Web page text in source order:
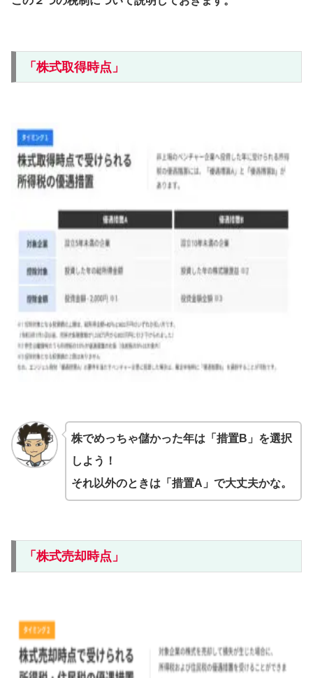
「株式取得時点」
株でめっちゃ儲かった年は「措置B」を選択
しよう！
それ以外のときは「措置A」で大丈夫かな。
「株式売却時点」